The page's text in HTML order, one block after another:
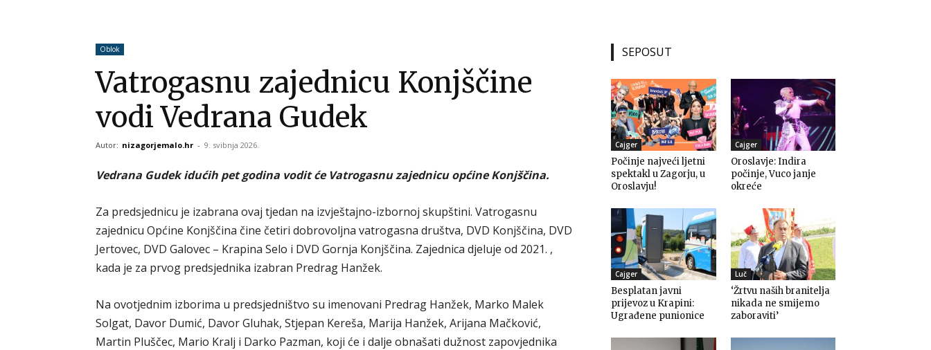
Zagorje
malo
Oblok
Vatrogasnu zajednicu Konjščine
vodi Vedrana Gudek
Autor: nizagorjemalo.hr - 9. svibnja 2026.
Vedrana Gudek idućih pet godina vodit će Vatrogasnu zajednicu općine Konjščina.
Za predsjednicu je izabrana ovaj tjedan na izvještajno-izbornoj skupštini. Vatrogasnu
zajednicu Općine Konjščina čine četiri dobrovoljna vatrogasna društva, DVD Konjščina, DVD
Jertovec, DVD Galovec – Krapina Selo i DVD Gornja Konjščina. Zajednica djeluje od 2021. ,
kada je za prvog predsjednika izabran Predrag Hanžek.
Na ovotjednim izborima u predsjedništvo su imenovani Predrag Hanžek, Marko Malek
Solgat, Davor Dumić, Davor Gluhak, Stjepan Kereša, Marija Hanžek, Arijana Mačković,
Martin Pluščec, Mario Kralj i Darko Pazman, koji će i dalje obnašati dužnost zapovjednika
SEPOSUT
Cajger
Počinje najveći ljetni
spektakl u Zagorju, u
Oroslavju!
Cajger
Oroslavje: Indira
počinje, Vuco janje
okreće
Cajger
Besplatan javni
prijevoz u Krapini:
Ugrađene punionice
Luč
‘Žrtvu naših branitelja
nikada ne smijemo
zaboraviti’